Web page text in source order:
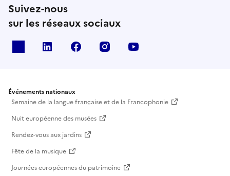
Suivez-nous
sur les réseaux sociaux
Linkedin Facebook Instagram
Événements nationaux
Semaine de la langue française et de la Francophonie
Nuit européenne des musées
Rendez-vous aux jardins
Fête de la musique
Journées européennes du patrimoine